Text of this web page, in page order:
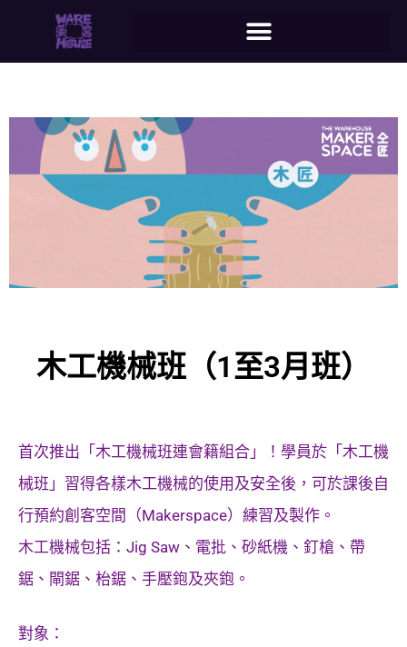
木工機械班（1至3月班）
首次推出「木工機械班連會籍組合」！學員於「木工機
械班」習得各樣木工機械的使用及安全後，可於課後自
行預約創客空間（Makerspace）練習及製作。
木工機械包括：Jig Saw、電批、砂紙機、釘槍、帶
鋸、閘鋸、枱鋸、手壓鉋及夾鉋。
對象：